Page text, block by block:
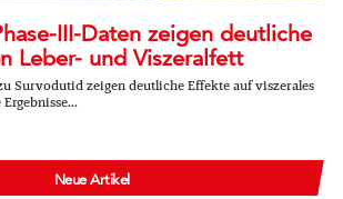
III-Daten zeigen deutliche
Leber- und Viszeralfett
Survodutid zeigen deutliche Effekte auf viszerales
Neue Artikel